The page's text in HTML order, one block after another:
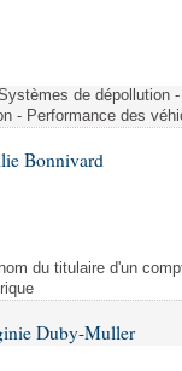
de dépollution
- Performance des
Bonnivard
du titulaire d'un
Duby-Muller